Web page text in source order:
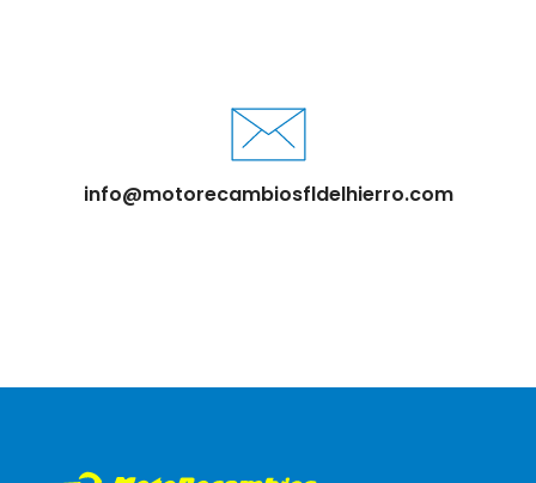
info@motorecambiosfldelhierro.com